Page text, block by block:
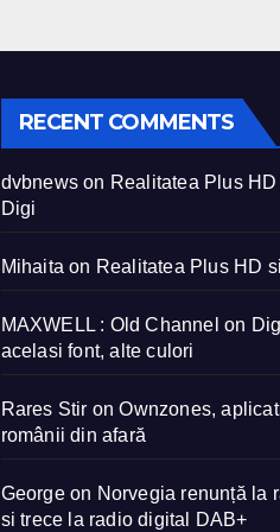
RECENT COMMENTS
dvbnews on Realitatea Plus
Digi
Mihaita on Realitatea Plus HD
MAXWELL : Old Channel on
acelasi font, alte culori
Rares Stir onOwnzones,
românii din afară
Georgeon Norvegia renunță la
si trece la radio digital DAB+